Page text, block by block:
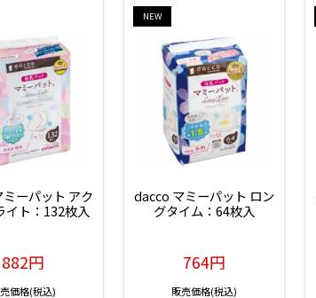
ーパット アク
イト：132枚入
882円
価格(税込)
NEW
dacco マミーパット ロン
グタイム：64枚入
764円
販売価格(税込)